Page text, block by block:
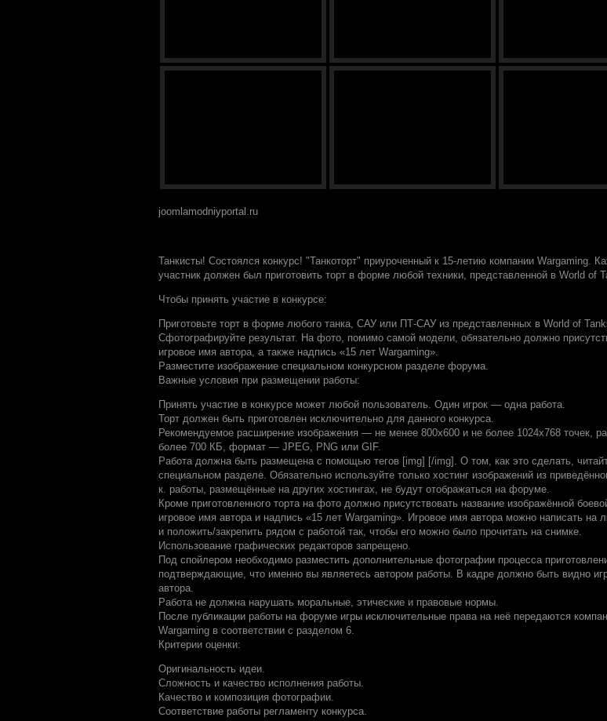
joomlamodniyportal.ru
Танкисты! Состоялся конкурс! "Танкоторт" приуроченный к 15-летию компании Wargaming.
участник должен был приготовить торт в форме любой техники, представленной в World of
Чтобы принять участие в конкурсе:
Приготовьте торт в форме любого танка, САУ или ПТ-САУ из представленных в World of
Сфотографируйте результат. На фото, помимо самой модели, обязательно должно
игровое имя автора, а также надпись «15 лет Wargaming».
Разместите изображение специальном конкурсном разделе форума.
Важные условия при размещении работы:
Принять участие в конкурсе может любой пользователь. Один игрок — одна работа.
Торт должен быть приготовлен исключительно для данного конкурса.
Рекомендуемое расширение изображения — не менее 800х600 и не более 1024х768 точек,
более 700 КБ, формат — JPEG, PNG или GIF.
Работа должна быть размещена с помощью тегов [img] [/img]. О том, как это сделать,
специальном разделе. Обязательно используйте только хостинг изображений из
к. работы, размещённые на других хостингах, не будут отображаться на форуме.
Кроме приготовленного торта на фото должно присутствовать название изображённой
игровое имя автора и надпись «15 лет Wargaming». Игровое имя автора можно написать на
и положить/закрепить рядом с работой так, чтобы его можно было прочитать на снимке.
Использование графических редакторов запрещено.
Под спойлером необходимо разместить дополнительные фотографии процесса
подтверждающие, что именно вы являетесь автором работы. В кадре должно быть видно
автора.
Работа не должна нарушать моральные, этические и правовые нормы.
После публикации работы на форуме игры исключительные права на неё передаются
Wargaming в соответствии с разделом 6.
Критерии оценки:
Оригинальность идеи.
Сложность и качество исполнения работы.
Качество и композиция фотографии.
Соответствие работы регламенту конкурса.